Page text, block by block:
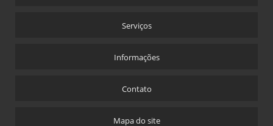
Serviços
Informações
Contato
Mapa do site